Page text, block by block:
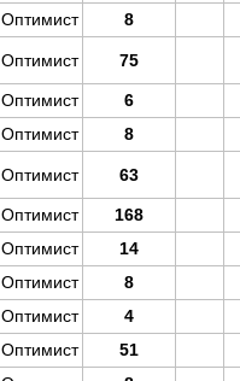
Оптимист 8
Оптимист 75
Оптимист
6
Оптимист 8
Оптимист 63
Оптимист
168
Оптимист
14
Оптимист
8
Оптимист
4
Оптимист
51